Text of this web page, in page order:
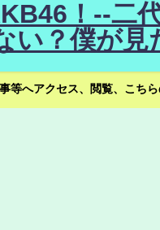
！--二
い？僕が
等へアクセス、閲覧、こち